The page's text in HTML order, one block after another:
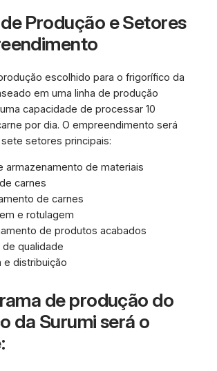
Produção e Setores
escolhido para o frigorífico da
em uma linha de produção
capacidade de processar 10
por dia. O empreendimento será
setores principais:
armazenamento de materiais
carnes
de carnes
e rotulagem
de produtos acabados
qualidade
e distribuição
de produção do
da Surumi será o